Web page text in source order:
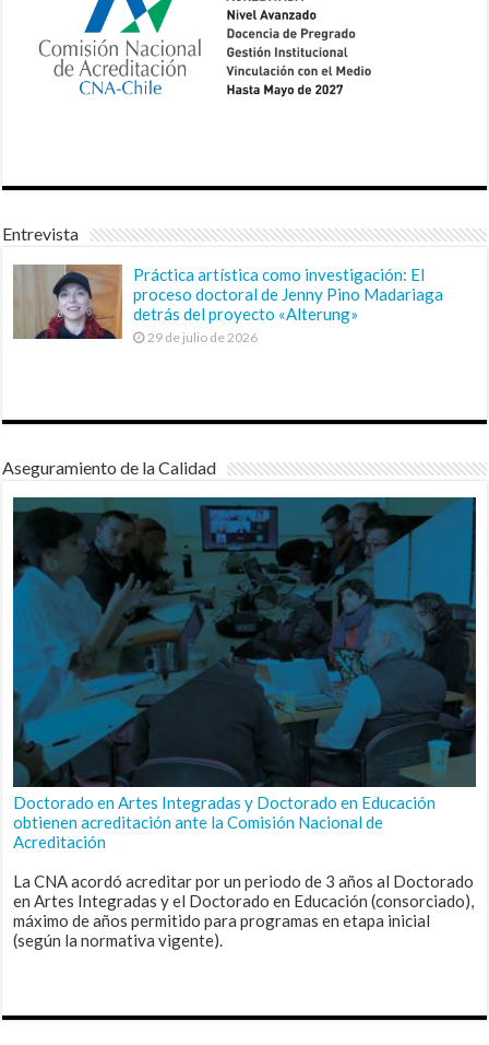
Entrevista
Práctica artística como investigación: El
proceso doctoral de Jenny Pino Madariaga
detrás del proyecto «Alterung»
29 de julio de 2026
Aseguramiento de la Calidad
Doctorado en Artes Integradas y Doctorado en Educación
obtienen acreditación ante la Comisión Nacional de
Acreditación
La CNA acordó acreditar por un periodo de 3 años al Doctorado
en Artes Integradas y el Doctorado en Educación (consorciado),
máximo de años permitido para programas en etapa inicial
(según la normativa vigente).